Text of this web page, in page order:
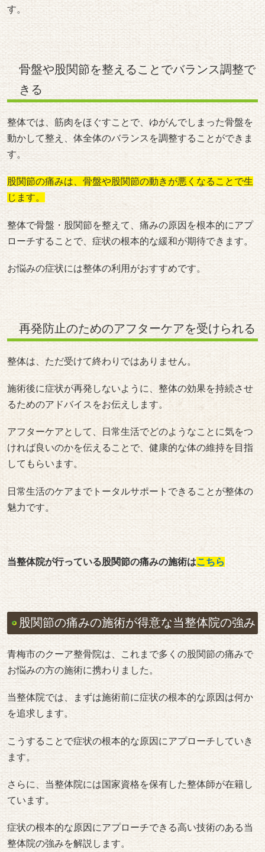
す。
骨盤や股関節を整えることでバランス調整で
きる
整体では、筋肉をほぐすことで、ゆがんでしまった骨盤を
動かして整え、体全体のバランスを調整することができま
す。
股関節の痛みは、骨盤や股関節の動きが悪くなることで生
じます。
整体で骨盤・股関節を整えて、痛みの原因を根本的にアプ
ローチすることで、症状の根本的な緩和が期待できます。
お悩みの症状には整体の利用がおすすめです。
再発防止のためのアフターケアを受けられる
整体は、ただ受けて終わりではありません。
施術後に症状が再発しないように、整体の効果を持続させ
るためのアドバイスをお伝えします。
アフターケアとして、日常生活でどのようなことに気をつ
ければ良いのかを伝えることで、健康的な体の維持を目指
してもらいます。
日常生活のケアまでトータルサポートできることが整体の
魅力です。
当整体院が行っている股関節の痛みの施術はこちら
股関節の痛みの施術が得意な当整体院の強み
青梅市のクーア整骨院は、これまで多くの股関節の痛みで
お悩みの方の施術に携わりました。
当整体院では、まずは施術前に症状の根本的な原因は何か
を追求します。
こうすることで症状の根本的な原因にアプローチしていき
ます。
さらに、当整体院には国家資格を保有した整体師が在籍し
ています。
症状の根本的な原因にアプローチできる高い技術のある当
整体院の強みを解説します。